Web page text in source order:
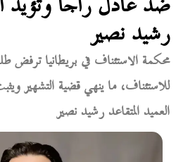
رشيد نصير
محكمة الاستئناف في بريطانيا
للاستئناف، ما ينهي قضية التشهير
العميد المتقاعد رشيد نصير